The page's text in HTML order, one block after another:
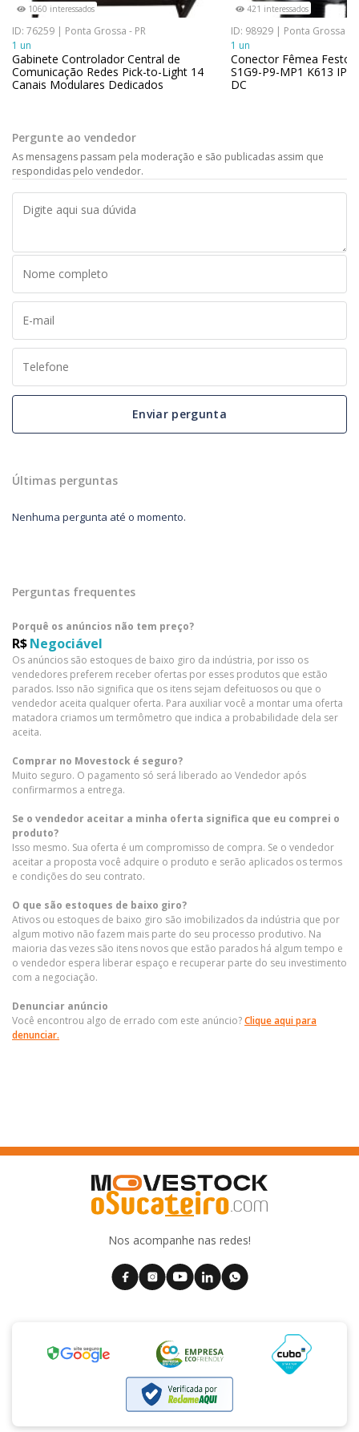
1060 interessados
ID: 76259 | Ponta Grossa - PR
1 un
Gabinete Controlador Central de
Comunicação Redes Pick-to-Light 14
Canais Modulares Dedicados
421 interessados
ID: 98929 | Ponta Grossa -
1 un
Conector Fêmea Festo
S1G9-P9-MP1 K613
DC
Pergunte ao vendedor
As mensagens passam pela moderação e são publicadas assim que
respondidas pelo vendedor.
Enviar pergunta
Últimas perguntas
Nenhuma pergunta até o momento.
Perguntas frequentes
Porquê os anúncios não tem preço?
R$Negociável
Os anúncios são estoques de baixo giro da indústria, por isso os
vendedores preferem receber ofertas por esses produtos que estão
parados. Isso não significa que os itens sejam defeituosos ou que o
vendedor aceita qualquer oferta. Para auxiliar você a montar uma oferta
matadora criamos um termômetro que indica a probabilidade dela ser
aceita.
Comprar no Movestock é seguro?
Muito seguro. O pagamento só será liberado ao Vendedor após
confirmarmos a entrega.
Se o vendedor aceitar a minha oferta significa que eu comprei o
produto?
Isso mesmo. Sua oferta é um compromisso de compra. Se o vendedor
aceitar a proposta você adquire o produto e serão aplicados os termos
e condições do seu contrato.
O que são estoques de baixo giro?
Ativos ou estoques de baixo giro são imobilizados da indústria que por
algum motivo não fazem mais parte do seu processo produtivo. Na
maioria das vezes são itens novos que estão parados há algum tempo e
o vendedor espera liberar espaço e recuperar parte do seu investimento
com a negociação.
Denunciar anúncio
Você encontrou algo de errado com este anúncio?Clique aqui para
denunciar.
Nos acompanhe nas redes!